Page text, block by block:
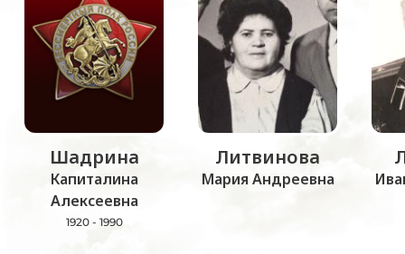
Шадрина
Капиталина
Алексеевна
1920 - 1990
Литвинова
Мария Андреевна